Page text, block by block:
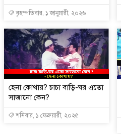
বৃহস্পতিবার, ১ জানুয়ারী, ২০২৬
হেনা কোথায়? চাচা বাড়ি-ঘর এতো
সাজানো কেন?
শনিবার, ১ ফেব্রুয়ারী, ২০২৫